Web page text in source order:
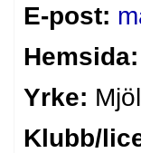
E-post:
Hemsida:
Yrke:
Klubb/